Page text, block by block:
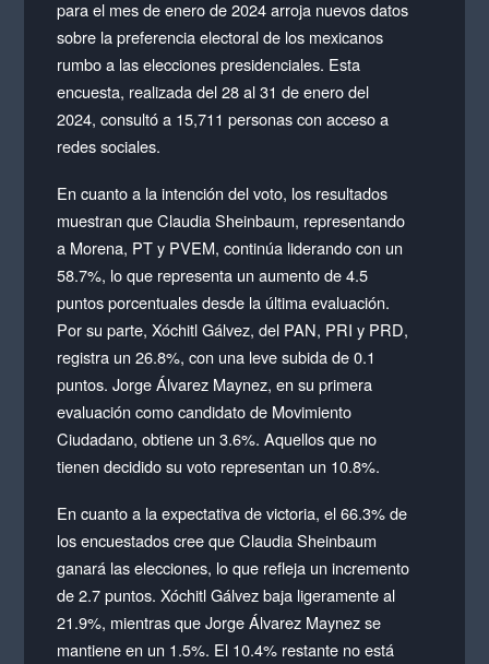
para el mes de enero de 2024 arroja nuevos datos
sobre la preferencia electoral de los mexicanos
rumbo a las elecciones presidenciales. Esta
encuesta, realizada del 28 al 31 de enero del
2024, consultó a 15,711 personas con acceso a
redes sociales.
En cuanto a la intención del voto, los resultados
muestran que Claudia Sheinbaum, representando
a Morena, PT y PVEM, continúa liderando con un
58.7%, lo que representa un aumento de 4.5
puntos porcentuales desde la última evaluación.
Por su parte, Xóchitl Gálvez, del PAN, PRI y PRD,
registra un 26.8%, con una leve subida de 0.1
puntos. Jorge Álvarez Maynez, en su primera
evaluación como candidato de Movimiento
Ciudadano, obtiene un 3.6%. Aquellos que no
tienen decidido su voto representan un 10.8%.
En cuanto a la expectativa de victoria, el 66.3% de
los encuestados cree que Claudia Sheinbaum
ganará las elecciones, lo que refleja un incremento
de 2.7 puntos. Xóchitl Gálvez baja ligeramente al
21.9%, mientras que Jorge Álvarez Maynez se
mantiene en un 1.5%. El 10.4% restante no está